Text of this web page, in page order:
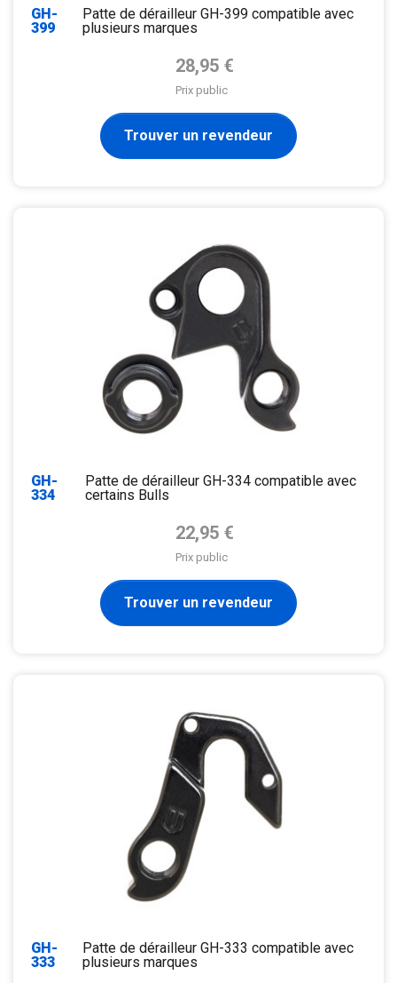
GH-
399
Patte de dérailleur GH-399 compatible avec
plusieurs marques
Prix de base
28,95 €
Prix public
Trouver un revendeur
GH-
334
Patte de dérailleur GH-334 compatible avec
certains Bulls
Prix de base
22,95 €
Prix public
Trouver un revendeur
GH-
333
Patte de dérailleur GH-333 compatible avec
plusieurs marques